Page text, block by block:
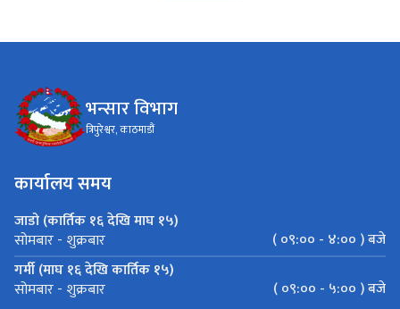
भन्सार विभाग
कार्यालय समय
सोमबार - शुक्रबार
गर्मी (माघ १६ देखि कार्तिक १५)
सोमबार - शुक्रबार ( ०९:०० - ५:०० ) बजे
महत्त्वपूर्ण लिङ्कहरू